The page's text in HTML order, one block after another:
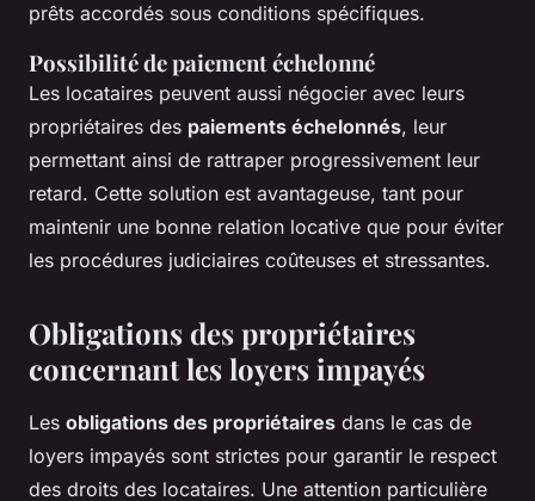
prêts accordés sous conditions spécifiques.
Possibilité de paiement échelonné
Les locataires peuvent aussi négocier avec leurs
propriétaires des paiements échelonnés, leur
permettant ainsi de rattraper progressivement leur
retard. Cette solution est avantageuse, tant pour
maintenir une bonne relation locative que pour éviter
les procédures judiciaires coûteuses et stressantes.
Obligations des propriétaires
concernant les loyers impayés
Les obligations des propriétaires dans le cas de
loyers impayés sont strictes pour garantir le respect
des droits des locataires. Une attention particulière